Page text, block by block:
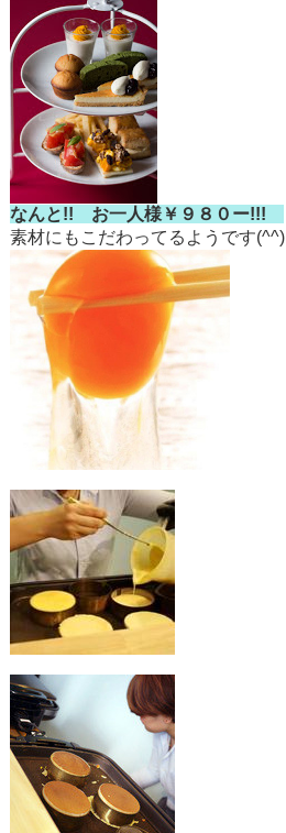
なんと!! お一人様￥９８０ー!!!
素材にもこだわってるようです(^^)